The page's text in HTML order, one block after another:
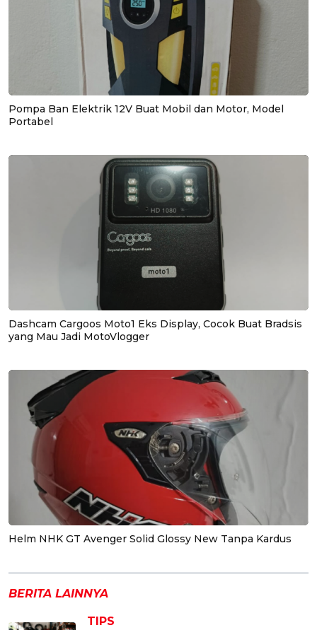
Pompa Ban Elektrik 12V Buat Mobil dan Motor, Model
Portabel
Dashcam Cargoos Moto1 Eks Display, Cocok Buat Bradsis
yang Mau Jadi MotoVlogger
Helm NHK GT Avenger Solid Glossy New Tanpa Kardus
BERITA LAINNYA
TIPS